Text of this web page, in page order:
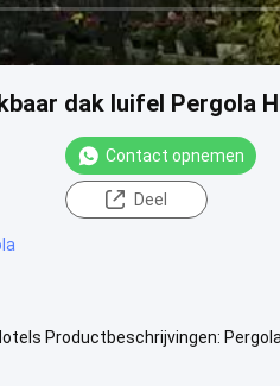
dak luifel Pergola
Contact opnemen
Deel
Productbeschrijvingen: